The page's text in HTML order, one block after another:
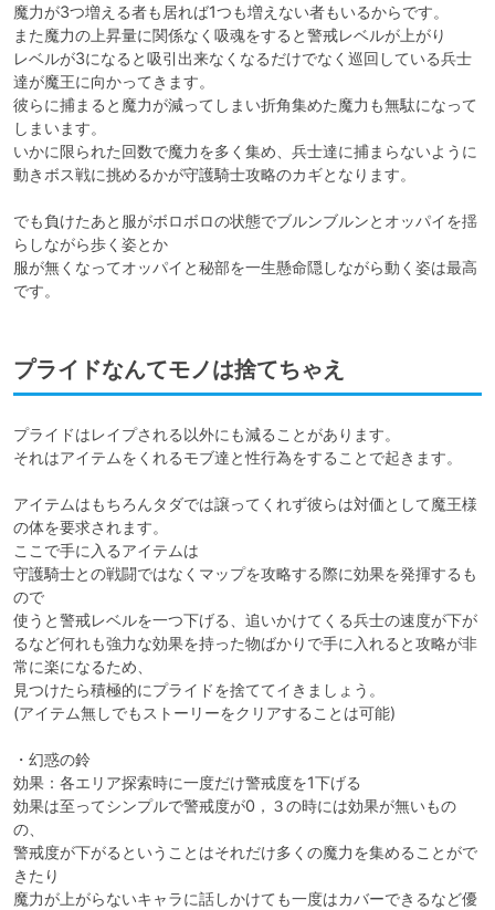
魔力が3つ増える者も居れば1つも増えない者もいるからです。
また魔力の上昇量に関係なく吸魂をすると警戒レベルが上がり
レベルが3になると吸引出来なくなるだけでなく巡回している兵士
達が魔王に向かってきます。
彼らに捕まると魔力が減ってしまい折角集めた魔力も無駄になって
しまいます。
いかに限られた回数で魔力を多く集め、兵士達に捕まらないように
動きボス戦に挑めるかが守護騎士攻略のカギとなります。
でも負けたあと服がボロボロの状態でブルンブルンとオッパイを揺
らしながら歩く姿とか
服が無くなってオッパイと秘部を一生懸命隠しながら動く姿は最高
です。
プライドなんてモノは捨てちゃえ
プライドはレイプされる以外にも減ることがあります。
それはアイテムをくれるモブ達と性行為をすることで起きます。
アイテムはもちろんタダでは譲ってくれず彼らは対価として魔王様
の体を要求されます。
ここで手に入るアイテムは
守護騎士との戦闘ではなくマップを攻略する際に効果を発揮するも
ので
使うと警戒レベルを一つ下げる、追いかけてくる兵士の速度が下が
るなど何れも強力な効果を持った物ばかりで手に入れると攻略が非
常に楽になるため、
見つけたら積極的にプライドを捨ててイきましょう。
(アイテム無しでもストーリーをクリアすることは可能)
・幻惑の鈴
効果：各エリア探索時に一度だけ警戒度を1下げる
効果は至ってシンプルで警戒度が0，３の時には効果が無いもの
の、
警戒度が下がるということはそれだけ多くの魔力を集めることがで
きたり
魔力が上がらないキャラに話しかけても一度はカバーできるなど優